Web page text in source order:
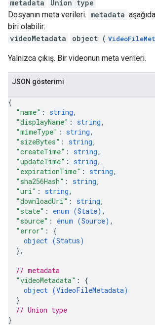
metadata
Union type
Dosyanın meta verileri. metadata
biri olabilir:
videoMetadata
object (
Yalnızca çıkış. Bir videonun meta verileri.
JSON gösterimi
{
"name" : string,
"displayName" : string,
"mimeType" : string,
"sizeBytes" : string,
"createTime" : string,
"updateTime" : string,
"expirationTime" : string,
"sha256Hash" : string,
"uri" : string,
"downloadUri" : string,
"state" : enum (State) ,
"source" : enum (Source) ,
"error" : {
object (Status)
},
// metadata
"videoMetadata" : {
object (VideoFileMetadata)
}
// Union type
}